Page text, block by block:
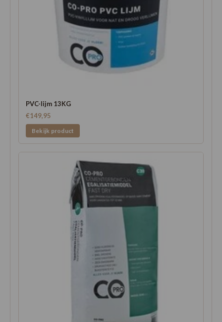
PVC-lijm 13KG
€149,95
Bekijk product